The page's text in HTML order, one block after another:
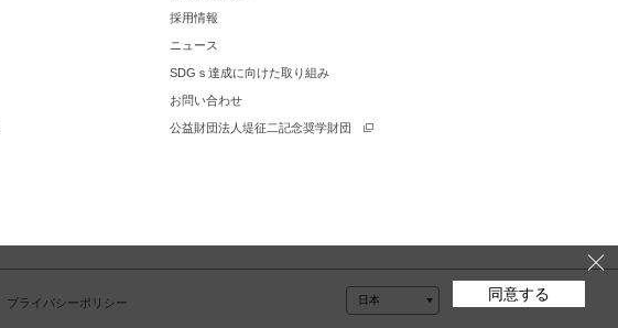
採用情報
ニュース
SDGｓ達成に向けた取り組み
お問い合わせ
公益財団法人堤征二記念奨学財団
プライバシーポリシー 同意する